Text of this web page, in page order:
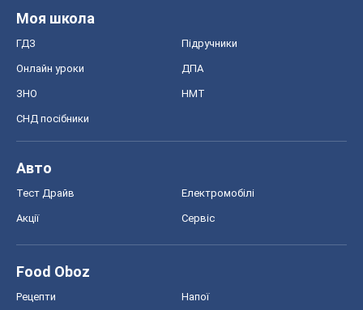
Моя школа
ГДЗ Підручники
Онлайн уроки ДПА
ЗНО НМТ
СНД посібники
Авто
Тест Драйв Електромобілі
Акції Сервіс
Food Oboz
Рецепти Напої